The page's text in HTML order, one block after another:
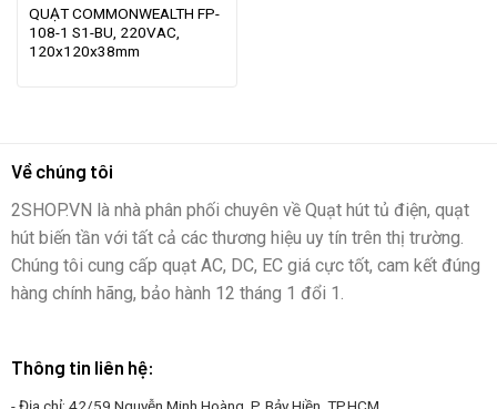
QUẠT COMMONWEALTH FP-
108-1 S1-BU, 220VAC,
120x120x38mm
Về chúng tôi
2SHOP.VN là nhà phân phối chuyên về Quạt hút tủ điện, quạt
hút biến tần với tất cả các thương hiệu uy tín trên thị trường.
Chúng tôi cung cấp quạt AC, DC, EC giá cực tốt, cam kết đúng
hàng chính hãng, bảo hành 12 tháng 1 đổi 1.
Thông tin liên hệ: